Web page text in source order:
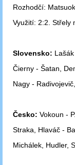
Rozhodčí:
Využití: 2:2. Střely
Slovensko:
Čierny - Šatan,
Nagy -
Česko: Vokoun -
Straka, Hlaváč -
Michálek, Hudler,